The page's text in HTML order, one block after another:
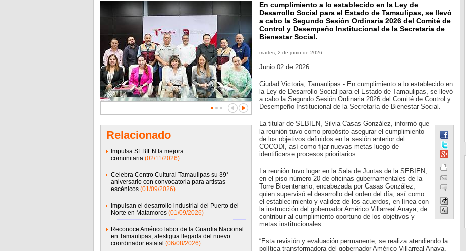
Relacionado
Impulsa SEBIEN la mejora
comunitaria (02/11/2026)
Celebra Centro Cultural Tamaulipas su 39°
aniversario con convocatoria para artistas
escénicos (01/09/2026)
Impulsan el desarrollo industrial del Puerto del
Norte en Matamoros (01/09/2026)
Reconoce Américo labor de la Guardia Nacional
en Tamaulipas; atestigua llegada del nuevo
coordinador estatal (06/08/2026)
En cumplimiento a lo establecido en la Ley de
Desarrollo Social para el Estado de Tamaulipas, se llevó
a cabo la Segundo Sesión Ordinaria 2026 del Comité de
Control y Desempeño Institucional de la Secretaría de
Bienestar Social.
martes, 2 de junio de 2026
Junio 02 de 2026
Ciudad Victoria, Tamaulipas.- En cumplimiento a lo establecido en
la Ley de Desarrollo Social para el Estado de Tamaulipas, se llevó
a cabo la Segundo Sesión Ordinaria 2026 del Comité de Control y
Desempeño Institucional de la Secretaría de Bienestar Social.
La titular de SEBIEN, Silvia Casas González, informó que
la reunión tuvo como propósito asegurar el cumplimiento
de los objetivos definidos en la sesión anterior del
COCODI, así como fijar nuevas metas luego de
identificarse procesos prioritarios.
La reunión tuvo lugar en la Sala de Juntas de la SEBIEN,
en el piso número 20 de oficinas gubernamentales de la
Torre Bicentenario, encabezada por Casas González,
quien supervisó el desarrollo del orden del día, así como
el establecimiento y validez de los acuerdos, en línea con
la instrucción del gobernador Américo Villarreal Anaya, de
contribuir al cumplimiento oportuno de los objetivos y
metas institucionales.
“Esta revisión y evaluación permanente, se realiza atendiendo la
política transformadora del gobernador Américo Villarreal Anaya,